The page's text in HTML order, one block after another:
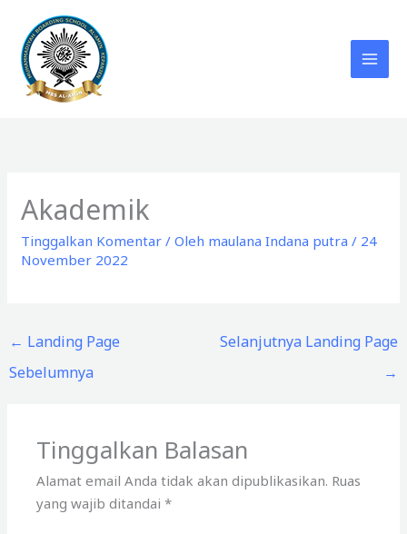
konten
Akademik
Tinggalkan Komentar / Oleh maulana Indana putra/ 24
November 2022
← Landing Page
Sebelumnya
Selanjutnya Landing Page
→
Tinggalkan Balasan
Alamat email Anda tidak akan dipublikasikan. Ruas
yang wajib ditandai*